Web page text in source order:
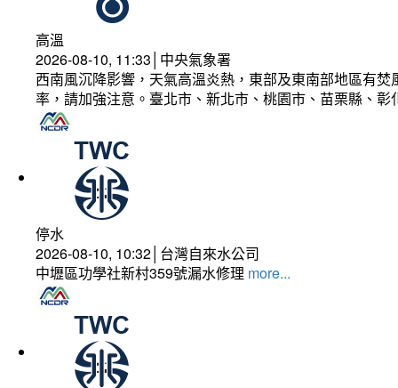
高溫
2026-08-10, 11:33│中央氣象署
西南風沉降影響，天氣高溫炎熱，東部及東南部地區有
率，請加強注意。臺北市、新北市、桃園市、苗栗縣、
停水
2026-08-10, 10:32│台灣自來水公司
中壢區功學社新村359號漏水修理 more...